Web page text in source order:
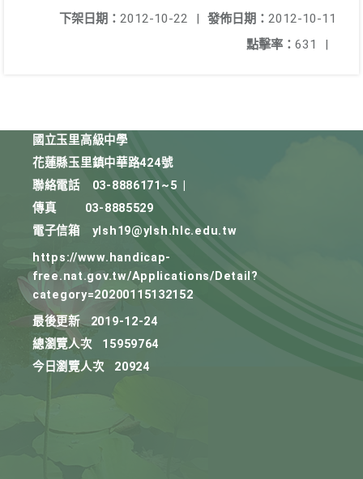
發佈日期： 2012-10-11
下架日期： 2012-10-22
|
點擊率： 631 |
國立玉里高級中學
花蓮縣玉里鎮中華路424號
聯絡電話
03-8886171~5
傳真
03-8885529
電子信箱
ylsh19@ylsh.hlc.edu.tw
https://www.handicap-
free.nat.gov.tw/Applications/Detail?
category=20200115132152
最後更新
2019-12-24
總瀏覽人次
15959764
今日瀏覽人次
20924